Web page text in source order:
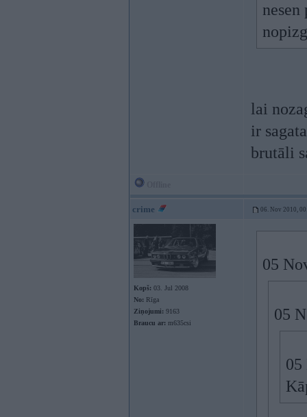
lai
ir
brutāli
crime 06. Nov 2010,
Kopš: 03. Jul 2008
No: Rīga
Ziņojumi: 9163
Braucu ar: m635csi
05
05
05